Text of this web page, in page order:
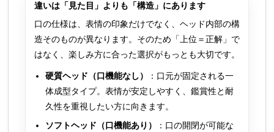
違いは「見た目」よりも「構造」にあります
口の仕様は、表情の印象だけでなく、ヘッド内部の構
造そのものが異なります。そのため「上位＝正解」で
はなく、楽しみ方に合った選択がもっとも大切です。
硬質ヘッド（口機能なし）
：口元が固定される一
体成型タイプ。表情が安定しやすく、鑑賞性と耐
久性を重視したい方に向きます。
ソフトヘッド（口機能あり）
：口の開閉が可能な